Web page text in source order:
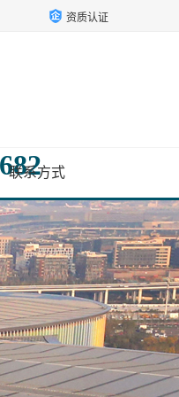
资质认证
联系方式